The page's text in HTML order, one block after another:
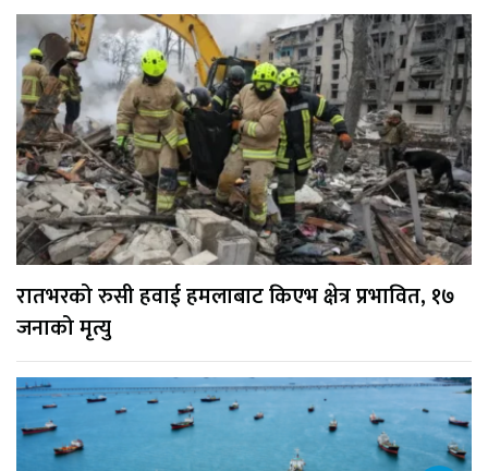
रातभरको रुसी हवाई हमलाबाट किएभ क्षेत्र प्रभावित, १७
जनाको मृत्यु